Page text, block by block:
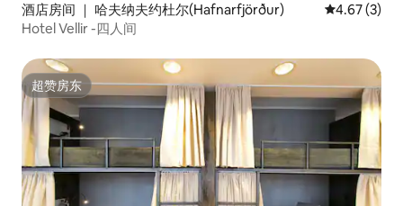
酒店房间 ｜ 哈夫纳夫约杜尔(Hafnarfjörður) 平均评分
4.67 (3)
Hotel Vellir -四人间
超赞房东
超赞房东